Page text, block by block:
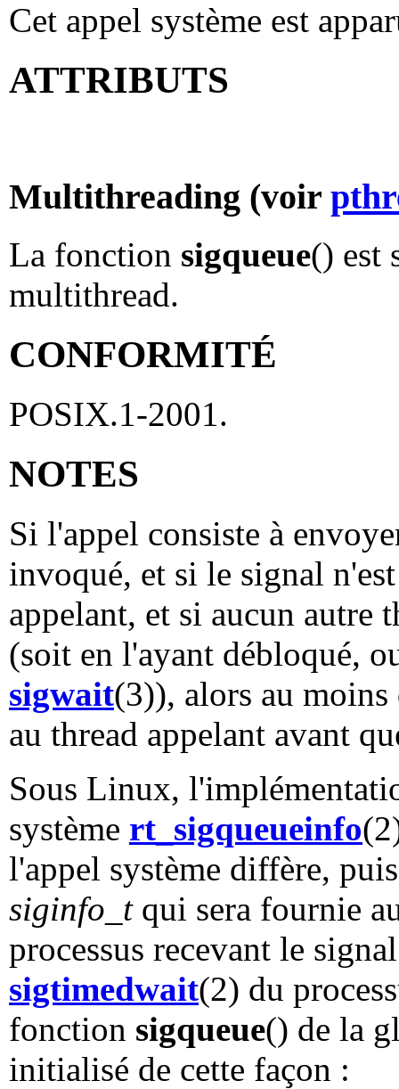
Cet appel système est
ATTRIBUTS
Multithreading (voir
La fonction sigqueue() est
multithread.
CONFORMITÉ
POSIX.1-2001.
NOTES
Si l'appel consiste à
invoqué, et si le signal
appelant, et si aucun autre
(soit en l'ayant débloqué,
sigwait(3)), alors au
au thread appelant avant
Sous Linux,
système rt_sigqueueinfo
l'appel système diffère,
siginfo_tqui sera fournie
processus recevant le
sigtimedwait(2) du
fonction sigqueue() de la
initialisé de cette façon :